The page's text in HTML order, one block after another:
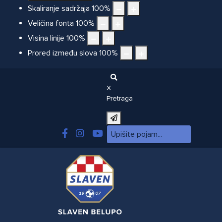
Skaliranje sadržaja 100%
Veličina fonta 100%
Visina linije 100%
Prored između slova 100%
X
Pretraga